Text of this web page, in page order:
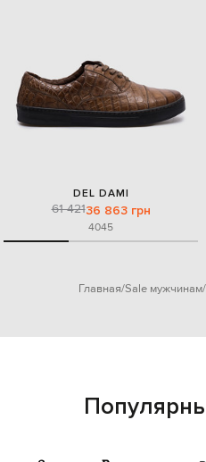
DEL DAMI
61 42136 863 грн
4045
Главная Sale мужчинам